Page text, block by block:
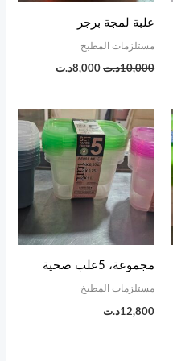
علبة لمجة برجر
مستلزمات المطبخ
10,000د.ت 8,000د.ت
مجموعة، 5علب صحية
مستلزمات المطبخ
12,800د.ت